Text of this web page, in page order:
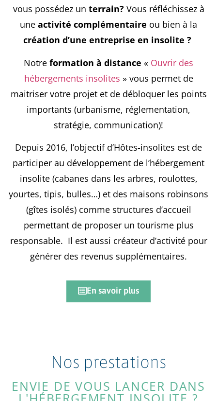
vous possédez un terrain? Vous réfléchissez à
une activité complémentaire ou bien à la
création d’une entreprise en insolite ?
Notre formation à distance « Ouvrir des
hébergements insolites » vous permet de
maitriser votre projet et de débloquer les points
importants (urbanisme, réglementation,
stratégie, communication)!
Depuis 2016, l’objectif d’Hôtes-insolites est de
participer au développement de l’hébergement
insolite (cabanes dans les arbres, roulottes,
yourtes, tipis, bulles…) et des maisons robinsons
(gîtes isolés) comme structures d’accueil
permettant de proposer un tourisme plus
responsable. Il est aussi créateur d’activité pour
générer des revenus supplémentaires.
En savoir plus
Nos prestations
ENVIE DE VOUS LANCER DANS